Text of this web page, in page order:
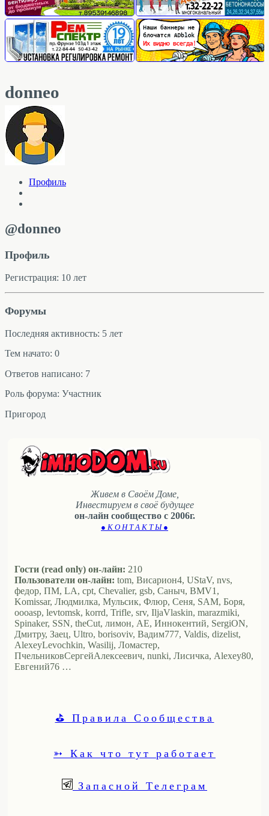
donneo
Профиль
@donneo
Профиль
Регистрация: 10 лет
Форумы
Последняя активность: 5 лет
Тем начато: 0
Ответов написано: 7
Роль форума: Участник
Пригород
Живем в Своём Доме,
Инвестируем в своё будущее
он-лайн сообщество с 2006г.
● К О Н Т А К Т Ы ●
Гости (read only) он-лайн: 210
Пользователи он-лайн: tom, Висариoн4, UStaV, nvs,
федор, ПМ, LA, cpt, Chevalier, gsb, Саныч, BMV1,
Komissar, Людмилка, Мульсик, Флюр, Сеня, SAM, Боря,
oooasp, levtomsk, korrd, Trifle, srv, IljaVlaskin, marazmiki,
Spinaker, SSN, theCut, лимон, АЕ, Иннокентий, SergiON,
Дмитру, Заец, Ultro, borisoviv, Вадим777, Valdis, dizelist,
AlexeyLevochkin, Wasilij, Ломастер,
ПчельниковСергейАлексеевич, nunki, Лисичка, Alexey80,
Евгений76 …
⛳ Правила Сообщества
➳ Как что тут работает
Запасной Телеграм